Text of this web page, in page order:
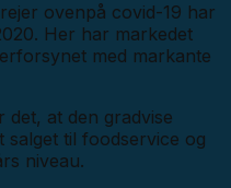
ovenpå covid-19 har
Her har markedet
med markante
det, at den gradvise
salget til foodservice og
niveau.